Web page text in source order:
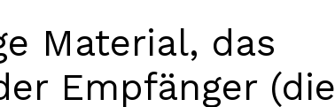
Material, das
Empfänger (die